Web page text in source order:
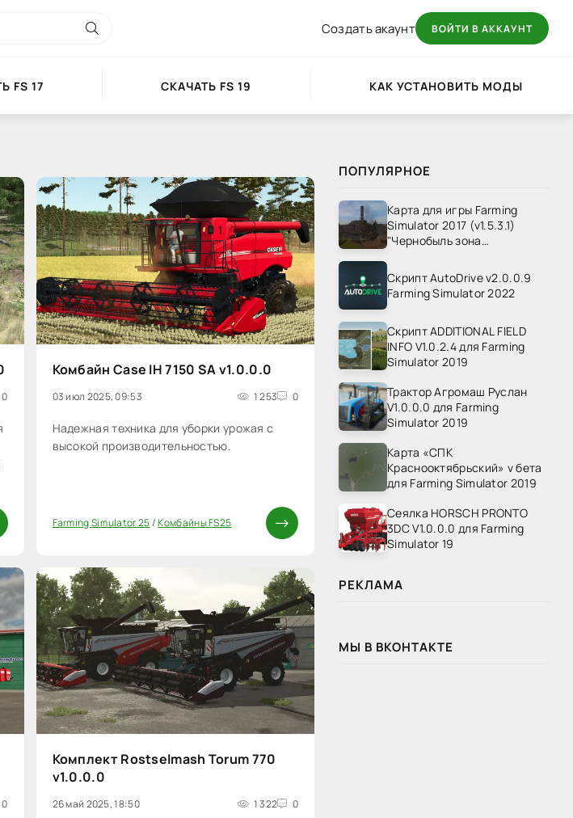
Создать акаунт ВОЙТИ В АККАУНТ
FS 17 СКАЧАТЬ FS 19 КАК УСТАНОВИТЬ МОДЫ
0
Комбайн Case IH 7150 SA v1.0.0.0
03 июл 2025, 09:53 1 253 0
Надежная техника для уборки урожая с
высокой производительностью.
Farming Simulator 25/Комбайны FS25
0
Комплект Rostselmash Torum 770
v1.0.0.0
26 май 2025, 18:50 1 322 0
ПОПУЛЯРНОЕ
Карта для игры Farming
Simulator 2017 (v1.5.3.1)
"Чернобыль зона
Скрипт AutoDrive v2.0.0.9
Farming Simulator 2022
Скрипт ADDITIONAL FIELD
INFO V1.0.2.4 для Farming
Simulator 2019
Трактор Агромаш Руслан
V1.0.0.0 для Farming
Simulator 2019
Карта «СПК
Краснооктябрьский» v бета
для Farming Simulator 2019
Сеялка HORSCH PRONTO
3DC V1.0.0.0 для Farming
Simulator 19
РЕКЛАМА
МЫ В ВКОНТАКТЕ